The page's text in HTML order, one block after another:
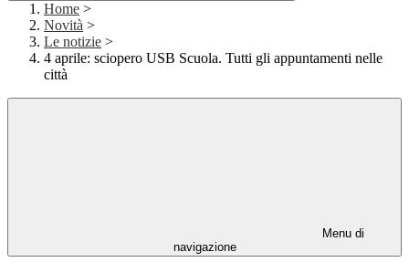
Home >
Novità >
Le notizie >
4 aprile: sciopero USB Scuola. Tutti gli appuntamenti nelle
città
Menu di
navigazione